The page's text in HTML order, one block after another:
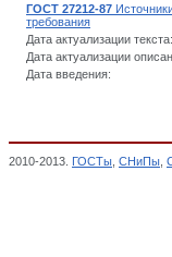
ГОСТ 27212-87
требования
Дата актуализации текста:
Дата актуализации
Дата введения:
2010-2013. ГОСТы СНиПы